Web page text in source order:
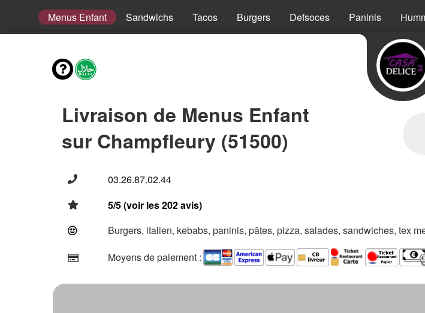
Menus Enfant Sandwichs Tacos Burgers Defsoces Paninis
Livraison de Menus Enfant
sur Champfleury (51500)
03.26.87.02.44
5/5 (voir les 202 avis)
Burgers, italien, kebabs, paninis, pâtes, pizza, salades, sandwiches, tex
Moyens de paiement :